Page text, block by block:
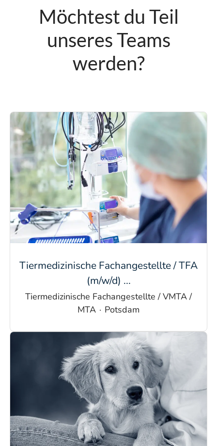
Möchtest du Teil
unseres Teams
werden?
Tiermedizinische Fachangestellte / TFA
(m/w/d) ...
Tiermedizinische Fachangestellte / VMTA /
MTA · Potsdam